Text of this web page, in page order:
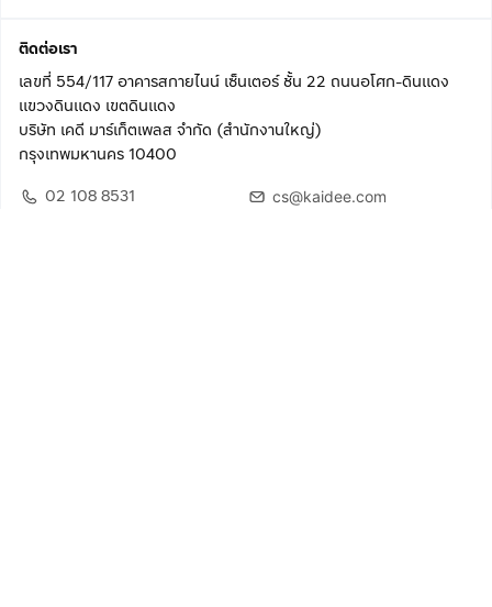
ติดต่อเรา
เลขที่ 554/117 อาคารสกายไนน์ เซ็นเตอร์ ชั้น 22 ถนนอโศก-ดินแดง
แขวงดินแดง เขตดินแดง
บริษัท เคดี มาร์เก็ตเพลส จำกัด (สำนักงานใหญ่)
กรุงเทพมหานคร 10400
02 108 8531
cs@kaidee.com